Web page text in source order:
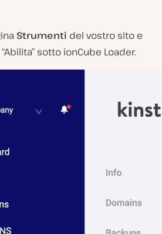
Strumenti del vostro sito e
sotto ionCube Loader.